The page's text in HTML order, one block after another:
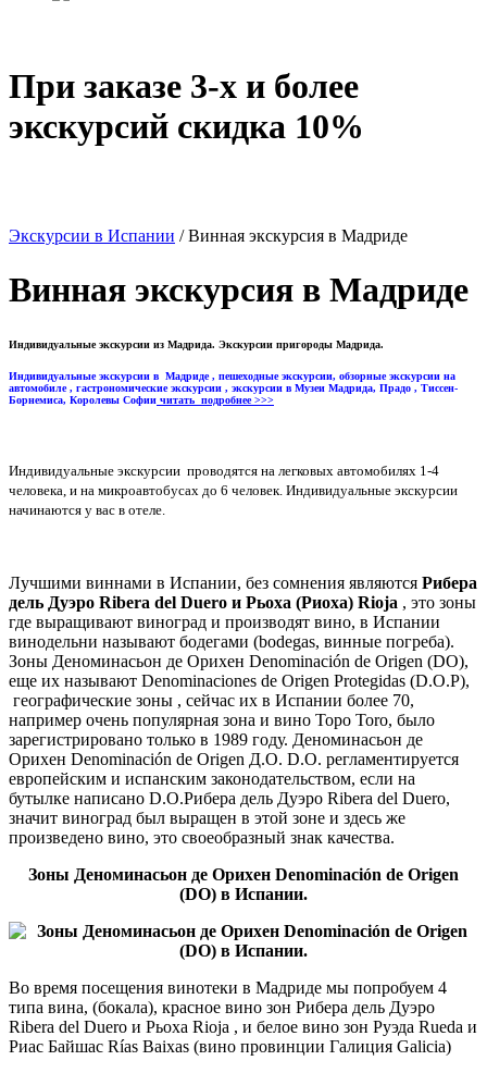
При заказе 3-х и более
экскурсий скидка 10%
Экскурсии в Испании / Винная экскурсия в Мадриде
Винная экскурсия в Мадриде
Индивидуальные экскурсии из Мадрида. Экскурсии пригороды Мадрида.
Индивидуальные экскурсии в Мадриде , пешеходные экскурсии, обзорные экскурсии на
автомобиле , гастрономические экскурсии , экскурсии в Музеи Мадрида, Прадо , Тиссен-
Борнемиса, Королевы Софии читать подробнее >>>
Индивидуальные экскурсии проводятся на легковых автомобилях 1-4
человека, и на микроавтобусах до 6 человек. Индивидуальные экскурсии
начинаются у вас в отеле.
Лучшими виннами в Испании, без сомнения являются Рибера
дель Дуэро Ribera del Duero и Рьоха (Риоха) Rioja , это зоны
где выращивают виноград и производят вино, в Испании
винодельни называют бодегами (bodegas, винные погреба).
Зоны Деноминасьон де Орихен Denominación de Origen (DO),
еще их называют Denominaciones de Origen Protegidas (D.O.P),
географические зоны , сейчас их в Испании более 70,
например очень популярная зона и вино Торо Toro, было
зарегистрировано только в 1989 году. Деноминасьон де
Орихен Denominación de Origen Д.О. D.O. регламентируется
европейским и испанским законодательством, если на
бутылке написано D.O.Рибера дель Дуэро Ribera del Duero,
значит виноград был выращен в этой зоне и здесь же
произведено вино, это своеобразный знак качества.
Зоны Деноминасьон де Орихен Denominación de Origen
(DO) в Испании.
Во время посещения винотеки в Мадриде мы попробуем 4
типа вина, (бокала), красное вино зон Рибера дель Дуэро
Ribera del Duero и Рьоха Rioja , и белое вино зон Руэда Rueda и
Риас Байшас Rías Baixas (вино провинции Галиция Galicia)